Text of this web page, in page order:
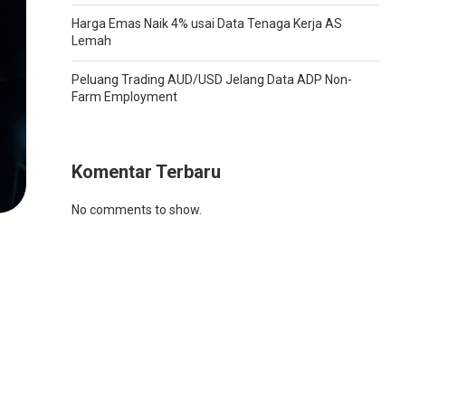
Harga Emas Naik 4% usai Data Tenaga Kerja AS
Lemah
Peluang Trading AUD/USD Jelang Data ADP Non-
Farm Employment
Komentar Terbaru
No comments to show.